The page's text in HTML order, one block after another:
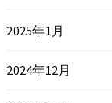
2025年1月
2024年12月